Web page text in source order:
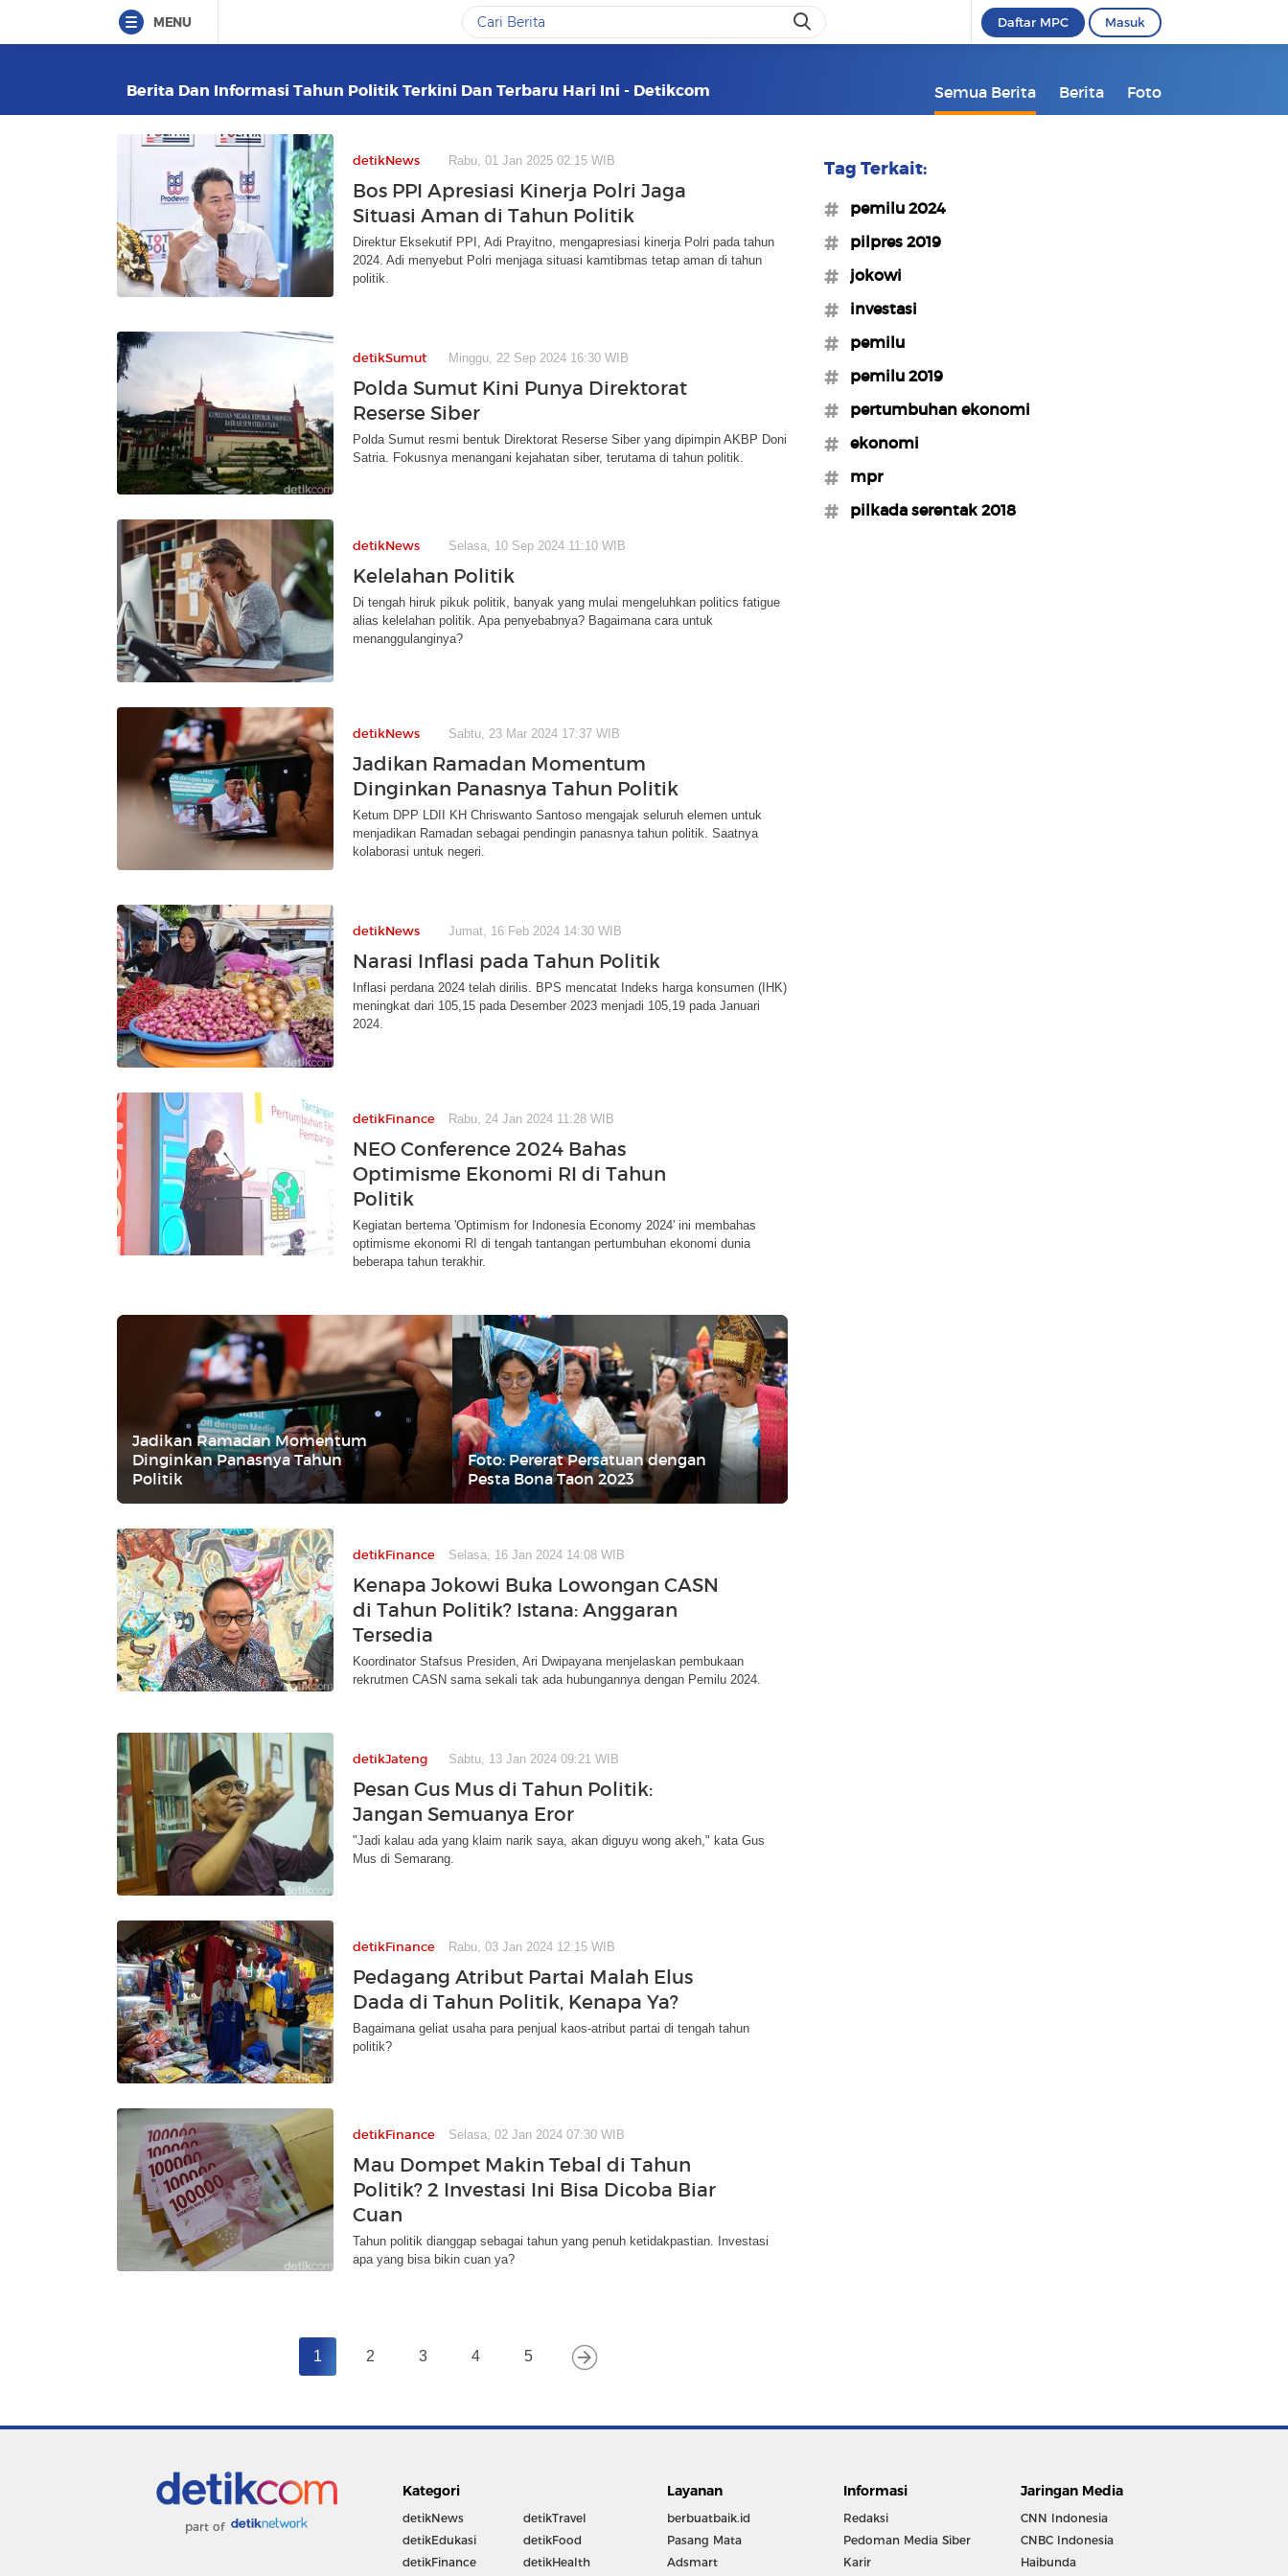
MENU Daftar MPC Masuk
Berita Dan Informasi Tahun Politik Terkini Dan Terbaru Hari Ini - Detikcom Semua Berita Berita Foto
detikNews Rabu, 01 Jan 2025 02:15 WIB
Bos PPI Apresiasi Kinerja Polri Jaga
Situasi Aman di Tahun Politik
Direktur Eksekutif PPI, Adi Prayitno, mengapresiasi kinerja Polri pada tahun
2024. Adi menyebut Polri menjaga situasi kamtibmas tetap aman di tahun
politik.
detikSumut Minggu, 22 Sep 2024 16:30 WIB
Polda Sumut Kini Punya Direktorat
Reserse Siber
Polda Sumut resmi bentuk Direktorat Reserse Siber yang dipimpin AKBP Doni
Satria. Fokusnya menangani kejahatan siber, terutama di tahun politik.
detikNews Selasa, 10 Sep 2024 11:10 WIB
Kelelahan Politik
Di tengah hiruk pikuk politik, banyak yang mulai mengeluhkan politics fatigue
alias kelelahan politik. Apa penyebabnya? Bagaimana cara untuk
menanggulanginya?
detikNews Sabtu, 23 Mar 2024 17:37 WIB
Jadikan Ramadan Momentum
Dinginkan Panasnya Tahun Politik
Ketum DPP LDII KH Chriswanto Santoso mengajak seluruh elemen untuk
menjadikan Ramadan sebagai pendingin panasnya tahun politik. Saatnya
kolaborasi untuk negeri.
detikNews Jumat, 16 Feb 2024 14:30 WIB
Narasi Inflasi pada Tahun Politik
Inflasi perdana 2024 telah dirilis. BPS mencatat Indeks harga konsumen (IHK)
meningkat dari 105,15 pada Desember 2023 menjadi 105,19 pada Januari
2024.
detikFinance Rabu, 24 Jan 2024 11:28 WIB
NEO Conference 2024 Bahas
Optimisme Ekonomi RI di Tahun
Politik
Kegiatan bertema 'Optimism for Indonesia Economy 2024' ini membahas
optimisme ekonomi RI di tengah tantangan pertumbuhan ekonomi dunia
beberapa tahun terakhir.
Jadikan Ramadan Momentum
Dinginkan Panasnya Tahun
Politik
Foto: Pererat Persatuan dengan
Pesta Bona Taon 2023
detikFinance Selasa, 16 Jan 2024 14:08 WIB
Kenapa Jokowi Buka Lowongan CASN
di Tahun Politik? Istana: Anggaran
Tersedia
Koordinator Stafsus Presiden, Ari Dwipayana menjelaskan pembukaan
rekrutmen CASN sama sekali tak ada hubungannya dengan Pemilu 2024.
detikJateng Sabtu, 13 Jan 2024 09:21 WIB
Pesan Gus Mus di Tahun Politik:
Jangan Semuanya Eror
"Jadi kalau ada yang klaim narik saya, akan diguyu wong akeh," kata Gus
Mus di Semarang.
detikFinance Rabu, 03 Jan 2024 12:15 WIB
Pedagang Atribut Partai Malah Elus
Dada di Tahun Politik, Kenapa Ya?
Bagaimana geliat usaha para penjual kaos-atribut partai di tengah tahun
politik?
detikFinance Selasa, 02 Jan 2024 07:30 WIB
Mau Dompet Makin Tebal di Tahun
Politik? 2 Investasi Ini Bisa Dicoba Biar
Cuan
Tahun politik dianggap sebagai tahun yang penuh ketidakpastian. Investasi
apa yang bisa bikin cuan ya?
1 2 3 4 5
Tag Terkait:
#pemilu 2024
#pilpres 2019
#jokowi
#investasi
#pemilu
#pemilu 2019
#pertumbuhan ekonomi
#ekonomi
#mpr
#pilkada serentak 2018
part of
Kategori
detikNews
detikEdukasi
detikFinance
detikTravel
detikFood
detikHealth
Layanan
berbuatbaik.id
Pasang Mata
Adsmart
Informasi
Redaksi
Pedoman Media Siber
Karir
Jaringan Media
CNN Indonesia
CNBC Indonesia
Haibunda